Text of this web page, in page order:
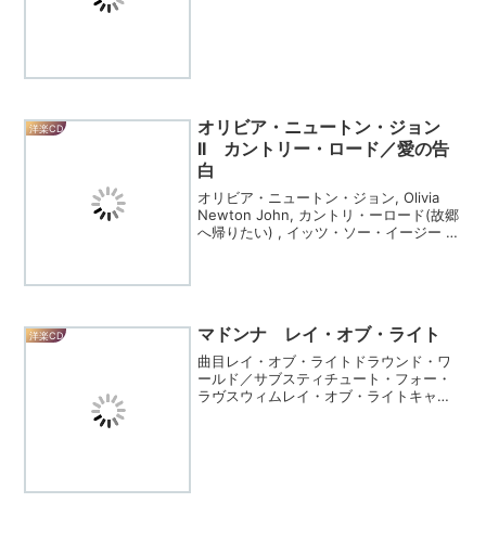
洋楽CD
オリビア・ニュートン・ジョン
II カントリー・ロード／愛の告
白
オリビア・ニュートン・ジョン, Olivia
Newton John, カントリ・ーロード(故郷
へ帰りたい) , イッツ・ソー・イージー ,
洋楽CD マドンナ レイ・オブ・ライト
曲目レイ・オブ・ライトドラウンド・ワ
ールド／サブスティチュート・フォー・
ラヴスウィムレイ・オブ・ライトキャン